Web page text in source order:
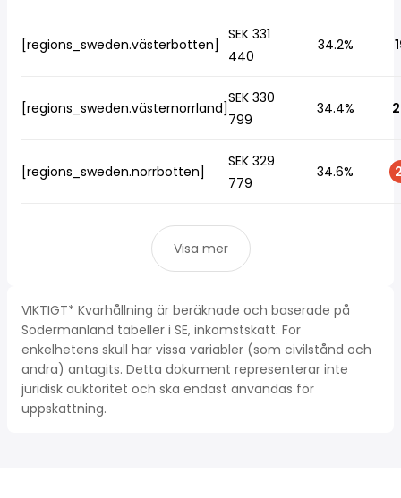
[regions_sweden.västerbotten]
SEK 331
440
34.2%
[regions_sweden.västernorrland]
SEK 330
799
34.4%
[regions_sweden.norrbotten]
SEK 329
779
34.6%
Visa mer
VIKTIGT* Kvarhållning är beräknade och baserade på
Södermanland tabeller i SE, inkomstskatt. For
enkelhetens skull har vissa variabler (som civilstånd och
andra) antagits. Detta dokument representerar inte
juridisk auktoritet och ska endast användas för
uppskattning.